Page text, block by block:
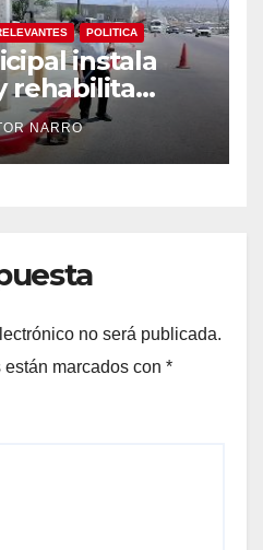
POLITICA
instala
rehabilita
en Los
NARRO
no será publicada.
marcados con *